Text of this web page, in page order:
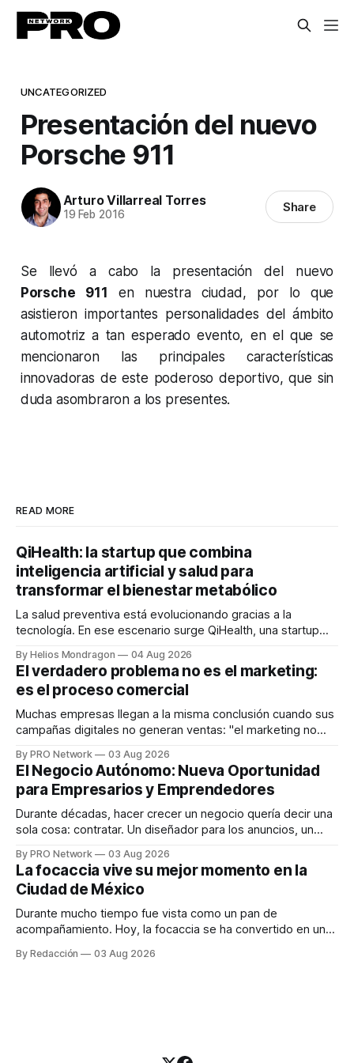
UNCATEGORIZED
Presentación del nuevo
Porsche 911
Arturo Villarreal Torres
19 Feb 2016 Share
Se llevó a cabo la presentación del nuevo
Porsche 911 en nuestra ciudad, por lo que
asistieron importantes personalidades del ámbito
automotriz a tan esperado evento, en el que se
mencionaron las principales características
innovadoras de este poderoso deportivo, que sin
duda asombraron a los presentes.
READ MORE
QiHealth: la startup que combina
inteligencia artificial y salud para
transformar el bienestar metabólico
La salud preventiva está evolucionando gracias a la
tecnología. En ese escenario surge QiHealth, una startup
dispositivos inteligentes, inteligencia artificial y monitoreo
en tiempo real para ayudar a las personas a tomar mejores
decisiones sobre su salud metabólica. Su propuesta busca
responder
By Helios Mondragon 04 Aug 2026
El verdadero problema no es el marketing:
es el proceso comercial
Muchas empresas llegan a la misma conclusión cuando sus
campañas digitales no generan ventas: "el marketing no
INTERIUS, el problema suele estar en otro lugar. Durante
una entrevista para el podcast SER PRO, el especialista en
marketing digital explicó que
By PRO Network 03 Aug 2026
El Negocio Autónomo: Nueva Oportunidad
para Empresarios y Emprendedores
Durante décadas, hacer crecer un negocio quería decir una
sola cosa: contratar. Un diseñador para los anuncios, un
para los textos, alguien que supiera de publicidad digital
para encontrar prospectos, un vendedor para atender
llamadas y mensajes, y —con suerte— una persona
By PRO Network 03 Aug 2026
La focaccia vive su mejor momento en la
Ciudad de México
Durante mucho tiempo fue vista como un pan de
acompañamiento. Hoy, la focaccia se ha convertido en uno
artesanal, ingredientes de calidad y experiencias que
By Redacción 03 Aug 2026